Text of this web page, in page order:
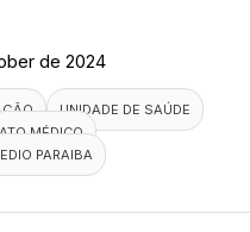
de 2024
UNIDADE DE SAÚDE
ATO MÉDICO
PARAIBA